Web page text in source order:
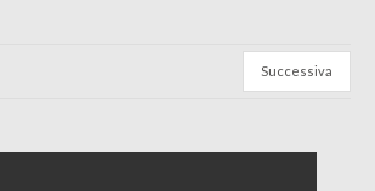
Successiva